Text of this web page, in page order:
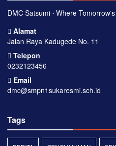
DMC Satsumi ⋅ Where
Alamat
Jalan Raya Kadugede No. 11
Telepon
0232123456
Email
dmc@smpn1sukaresmi.sch.id
Tags